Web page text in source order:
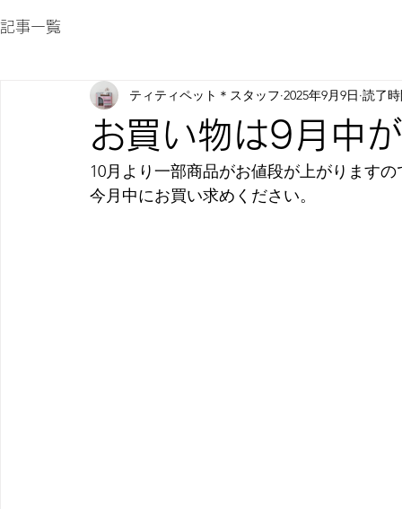
記事一覧
お買い物は9月中
ティティペット＊スタッフ 2025年9月9日 読了
10月より一部商品がお値段が上がります
今月中にお買い求めください。